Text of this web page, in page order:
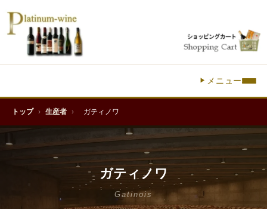
メニュー
トップ › 生産者 › ガティノワ
ガティノワ
Gatinois